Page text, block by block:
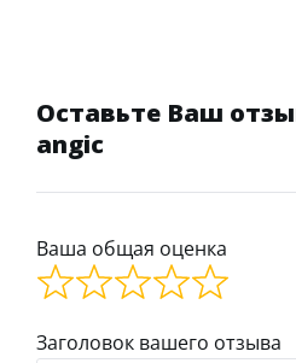
Оставьте Ваш
angic
Ваша общая оценка
Заголовок вашего отзыва